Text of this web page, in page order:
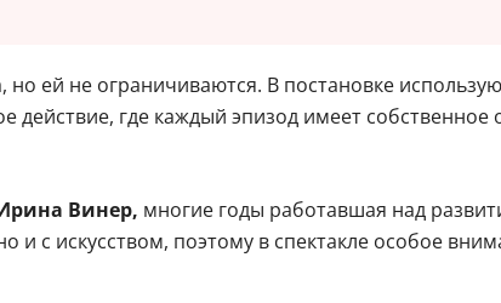
но ей не ограничиваются. В постановке
действие, где каждый эпизод имеет
Винер, многие годы работавшая над
и с искусством, поэтому в спектакле особое